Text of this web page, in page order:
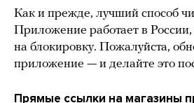
Как и прежде, лучший способ
Приложение работает в
на блокировку. Пожалуйста,
приложение — и делайте это
Прямые ссылки на магазины